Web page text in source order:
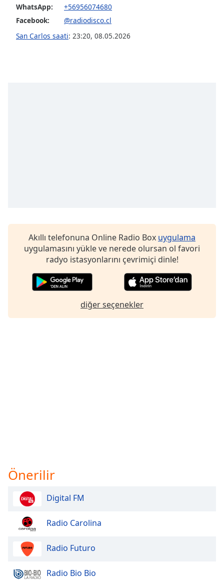
Opacity
WhatsApp:
+56956074680
Facebook:
@radiodisco.cl
San Carlos saati: 23:20, 08.05.2026
Akıllı telefonuna Online Radio Box uygulama
uygulamasını yükle ve nerede olursan ol favori
radyo istasyonlarını çevrimiçi dinle!
diğer seçenekler
Önerilir
Digital FM
Radio Carolina
Radio Futuro
Radio Bio Bio